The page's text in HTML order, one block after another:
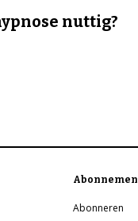
nuttig?
Abonneren